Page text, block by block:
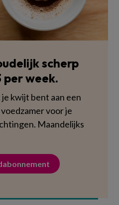
scherp
per week.
kwijt bent aan een
voor je
Maandelijks